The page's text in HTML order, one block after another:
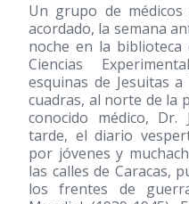
Un grupo de
acordado, la semana
noche en la
Ciencias
esquinas de Jesuitas
cuadras, al norte de la
conocido médico, Dr.
tarde, el diario
por jóvenes y
las calles de Caracas,
los frentes de